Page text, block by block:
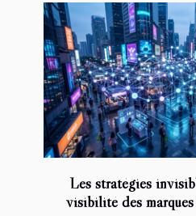
Les stratégies
visibilité des